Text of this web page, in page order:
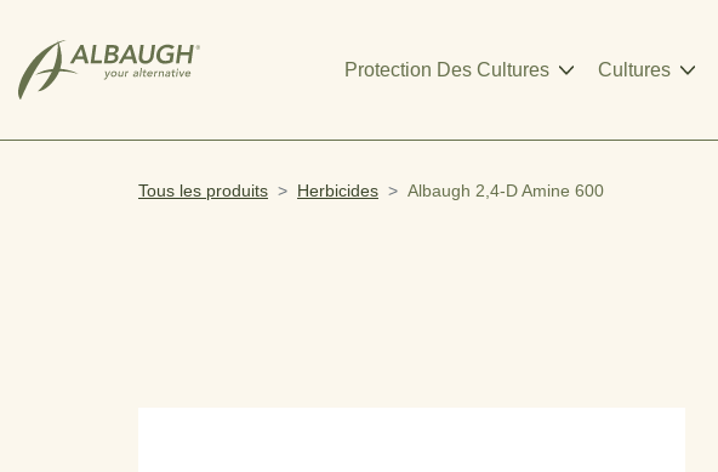
Protection Des Cultures Cultures
Tous les produits Herbicides Albaugh 2,4-D Amine 600